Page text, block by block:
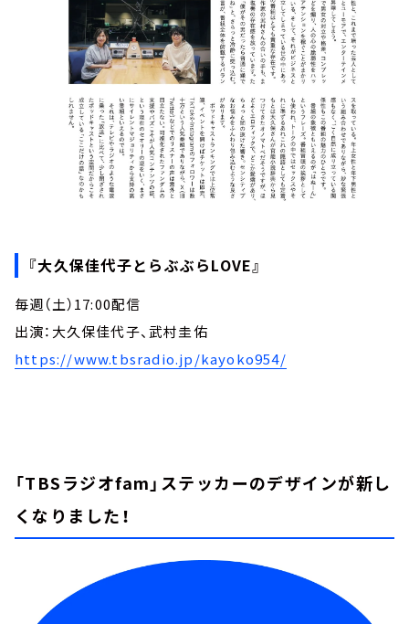
『大久保佳代子とらぶぶらLOVE』
毎週（土）17:00配信
出演：大久保佳代子、武村圭佑
https://www.tbsradio.jp/kayoko954/
「TBSラジオfam」ステッカーのデザインが新し
くなりました！